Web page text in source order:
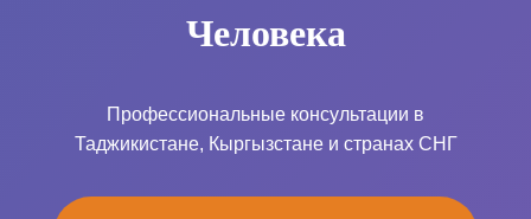
Человека
Профессиональные консультации в
Таджикистане, Кыргызстане и странах СНГ